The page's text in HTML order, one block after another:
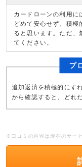
カードローンの利用に
どめて安心せず、積
ると思います。ただ、
てください。
プ
追加返済を積極的にす
から確認すると、どれ
※口コミの内容は現在のサー